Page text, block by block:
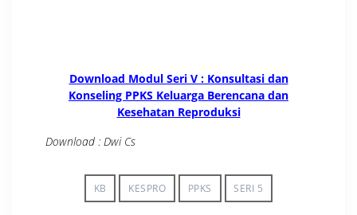
Download Modul Seri V : Konsultasi dan
Konseling PPKS Keluarga Berencana dan
Kesehatan Reproduksi
Download : Dwi Cs
KB KESPRO PPKS SERI 5